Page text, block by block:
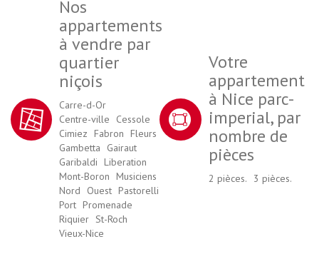
Nos
appartements
à vendre par
quartier
niçois
Carre-d-Or
Centre-ville
Cessole
Cimiez Fabron Fleurs
Gambetta
Gairaut
Garibaldi Liberation
Mont-Boron Musiciens
Nord
Ouest Pastorelli
Port Promenade
Riquier St-Roch
Vieux-Nice
Votre
appartement
à Nice parc-
imperial, par
nombre de
pièces
2 pièces. 3 pièces.